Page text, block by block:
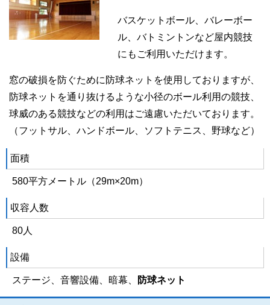
バスケットボール、バレーボー
ル、バトミントンなど屋内競技
にもご利用いただけます。
窓の破損を防ぐために防球ネットを使用しておりますが、
防球ネットを通り抜けるような小径のボール利用の競技、
球威のある競技などの利用はご遠慮いただいております。
（フットサル、ハンドボール、ソフトテニス、野球など）
面積
580平方メートル（29m×20m）
収容人数
80人
設備
ステージ、音響設備、暗幕、 防球ネット